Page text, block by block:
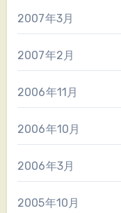
2007年3月
2007年2月
2006年11月
2006年10月
2006年3月
2005年10月